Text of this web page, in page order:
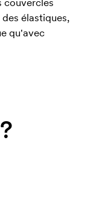
élastiques,
qu'avec